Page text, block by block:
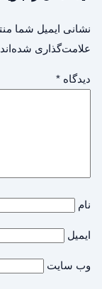
نشانی ایمیل شما
علامت‌گذاری شده‌اند
دیدگاه *
نام
ایمیل
وب‌ سایت